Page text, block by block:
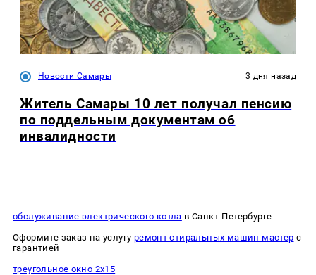
Новости Самары 3 дня назад
Житель Самары 10 лет получал пенсию
по поддельным документам об
инвалидности
обслуживание электрического котла в Санкт-Петербурге
Оформите заказ на услугу ремонт стиральных машин мастер с
гарантией
треугольное окно 2х15